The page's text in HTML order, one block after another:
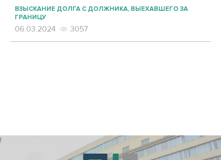
ВЗЫСКАНИЕ ДОЛГА С ДОЛЖНИКА, ВЫЕХАВШЕГО ЗА
ГРАНИЦУ
06.03.2024 3057